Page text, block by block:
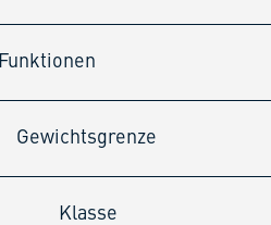
Funktionen
Gewichtsgrenze
Klasse